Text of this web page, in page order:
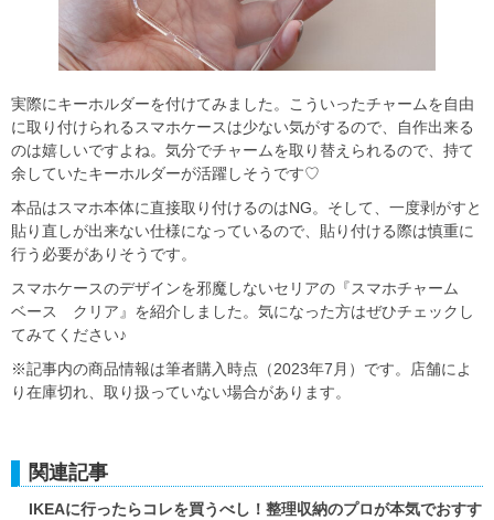
実際にキーホルダーを付けてみました。こういったチャームを自由
に取り付けられるスマホケースは少ない気がするので、自作出来る
のは嬉しいですよね。気分でチャームを取り替えられるので、持て
余していたキーホルダーが活躍しそうです♡
本品はスマホ本体に直接取り付けるのはNG。そして、一度剥がすと
貼り直しが出来ない仕様になっているので、貼り付ける際は慎重に
行う必要がありそうです。
スマホケースのデザインを邪魔しないセリアの『スマホチャーム
ベース クリア』を紹介しました。気になった方はぜひチェックし
てみてください♪
※記事内の商品情報は筆者購入時点（2023年7月）です。店舗によ
り在庫切れ、取り扱っていない場合があります。
関連記事
IKEAに行ったらコレを買うべし！整理収納のプロが本気でおすす